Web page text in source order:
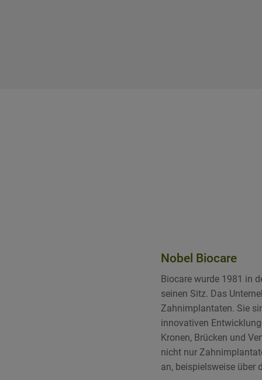
Nobel Biocare
Biocare wurde 1981 in
seinen Sitz. Das
Zahnimplantaten. Sie
innovativen
Kronen, Brücken und
nicht nur
an, beispielsweise über